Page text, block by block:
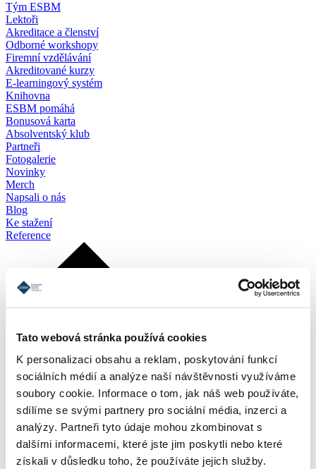
Tato webová stránka používá cookies
K personalizaci obsahu a reklam, poskytování funkcí
sociálních médií a analýze naší návštěvnosti využíváme
soubory cookie. Informace o tom, jak náš web používáte,
sdílíme se svými partnery pro sociální média, inzerci a
analýzy. Partneři tyto údaje mohou zkombinovat s
dalšími informacemi, které jste jim poskytli nebo které
získali v důsledku toho, že používáte jejich služby.
Tým ESBM
Lektoři
Akreditace a členství
Odborné workshopy
Firemní vzdělávání
Akreditované kurzy
E-learningový systém
Knihovna
ESBM pomáhá
Bonusová karta
Absolventský klub
Partneři
Fotogalerie
Novinky
Merch
Napsali o nás
Blog
Ke stažení
Reference